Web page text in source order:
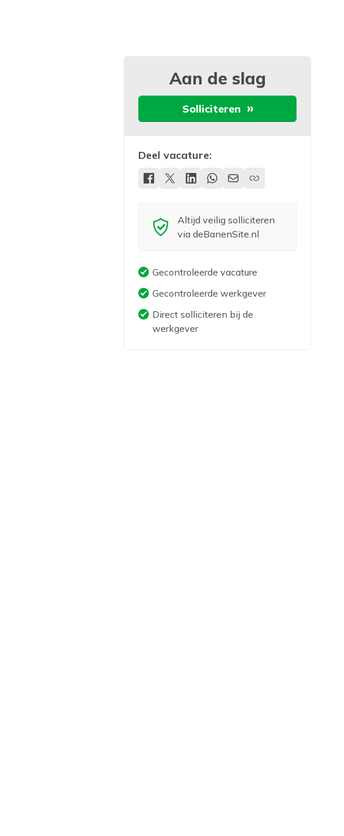
Aan de slag
Solliciteren
Deel vacature:
Altijd veilig solliciteren
via deBanenSite.nl
Gecontroleerde vacature
Gecontroleerde werkgever
Direct solliciteren bij de
werkgever